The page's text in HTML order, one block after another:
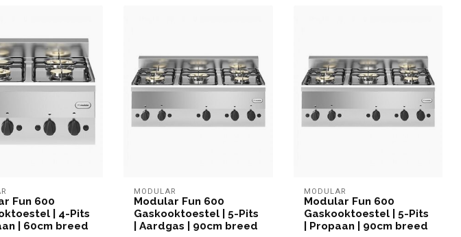
Fun 600
| 4-Pits
| 60cm breed
MODULAR
Modular Fun 600
Gaskooktoestel | 5-Pits
| Aardgas | 90cm breed
MODULAR
Modular Fun 600
Gaskooktoestel | 5-Pits
| Propaan | 90cm breed